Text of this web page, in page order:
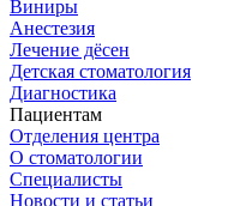
Виниры
Анестезия
Лечение дёсен
Детская стоматология
Диагностика
Пациентам
Отделения центра
О стоматологии
Специалисты
Новости и статьи